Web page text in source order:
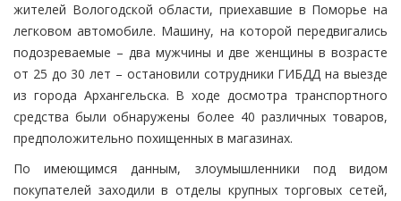
жителей Вологодской области, приехавшие в Поморье на
легковом автомобиле. Машину, на которой передвигались
подозреваемые – два мужчины и две женщины в возрасте
от 25 до 30 лет – остановили сотрудники ГИБДД на выезде
из города Архангельска. В ходе досмотра транспортного
средства были обнаружены более 40 различных товаров,
предположительно похищенных в магазинах.
По имеющимся данным, злоумышленники под видом
покупателей заходили в отделы крупных торговых сетей,